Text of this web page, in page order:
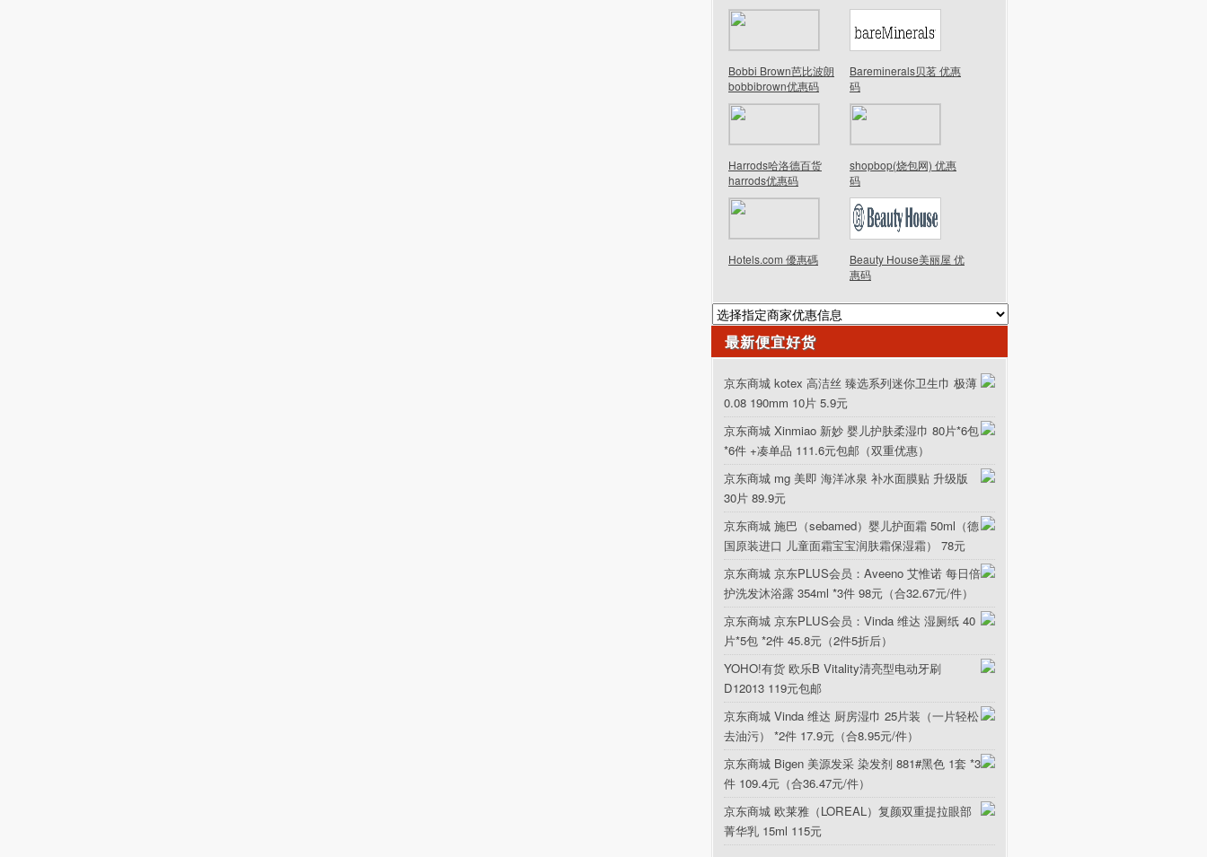
Bobbi Brown芭比波朗
bobbibrown优惠码
Bareminerals贝茗 优惠
码
Harrods哈洛德百货
harrods优惠码
shopbop(烧包网) 优惠
码
Hotels.com 優惠碼
Beauty House美丽屋 优
惠码
最新便宜好货
京东商城 kotex 高洁丝 臻选系列迷你卫生巾 极薄
0.08 190mm 10片 5.9元
京东商城 Xinmiao 新妙 婴儿护肤柔湿巾 80片*6包
*6件 +凑单品 111.6元包邮（双重优惠）
京东商城 mg 美即 海洋冰泉 补水面膜贴 升级版
30片 89.9元
京东商城 施巴（sebamed）婴儿护面霜 50ml（德
国原装进口 儿童面霜宝宝润肤霜保湿霜） 78元
京东商城 京东PLUS会员：Aveeno 艾惟诺 每日倍
护洗发沐浴露 354ml *3件 98元（合32.67元/件）
京东商城 京东PLUS会员：Vinda 维达 湿厕纸 40
片*5包 *2件 45.8元（2件5折后）
YOHO!有货 欧乐B Vitality清亮型电动牙刷
D12013 119元包邮
京东商城 Vinda 维达 厨房湿巾 25片装（一片轻松
去油污） *2件 17.9元（合8.95元/件）
京东商城 Bigen 美源发采 染发剂 881#黑色 1套 *3
件 109.4元（合36.47元/件）
京东商城 欧莱雅（LOREAL）复颜双重提拉眼部
菁华乳 15ml 115元